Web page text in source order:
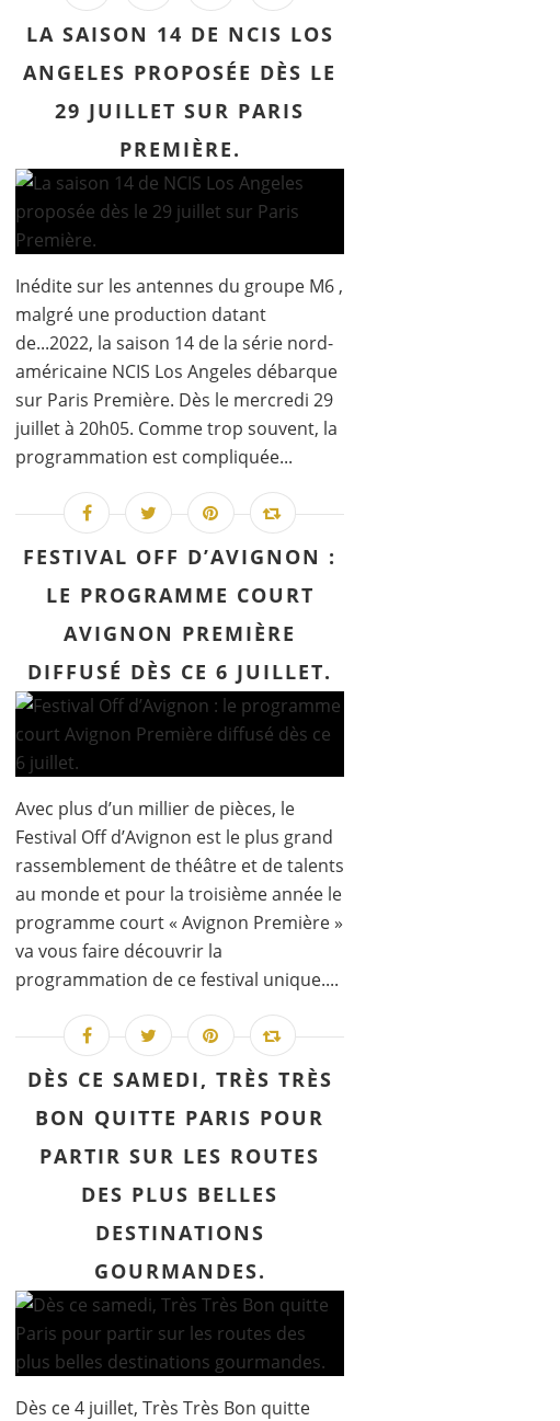
LA SAISON 14 DE NCIS LOS
ANGELES PROPOSÉE DÈS LE
29 JUILLET SUR PARIS
PREMIÈRE.
Inédite sur les antennes du groupe M6 ,
malgré une production datant
de...2022, la saison 14 de la série nord-
américaine NCIS Los Angeles débarque
sur Paris Première. Dès le mercredi 29
juillet à 20h05. Comme trop souvent, la
programmation est compliquée...
FESTIVAL OFF D’AVIGNON :
LE PROGRAMME COURT
AVIGNON PREMIÈRE
DIFFUSÉ DÈS CE 6 JUILLET.
Avec plus d’un millier de pièces, le
Festival Off d’Avignon est le plus grand
rassemblement de théâtre et de talents
au monde et pour la troisième année le
programme court « Avignon Première »
va vous faire découvrir la
programmation de ce festival unique....
DÈS CE SAMEDI, TRÈS TRÈS
BON QUITTE PARIS POUR
PARTIR SUR LES ROUTES
DES PLUS BELLES
DESTINATIONS
GOURMANDES.
Dès ce 4 juillet, Très Très Bon quitte